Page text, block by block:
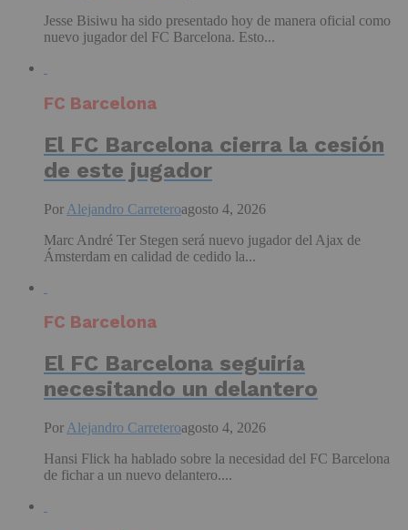
Jesse Bisiwu ha sido presentado hoy de manera oficial como
nuevo jugador del FC Barcelona. Esto...
FC Barcelona
El FC Barcelona cierra la cesión
de este jugador
Por Alejandro Carreteroagosto 4, 2026
Marc André Ter Stegen será nuevo jugador del Ajax de
Ámsterdam en calidad de cedido la...
FC Barcelona
El FC Barcelona seguiría
necesitando un delantero
Por Alejandro Carreteroagosto 4, 2026
Hansi Flick ha hablado sobre la necesidad del FC Barcelona
de fichar a un nuevo delantero....